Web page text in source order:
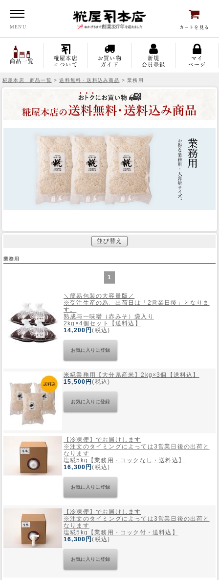
MENU カートを見る
商品一覧
糀屋本店
について
お買い物
ガイド
新規
会員登録
マイ
ページ
糀屋本店 商品一覧 >送料無料・送料込み商品 > 業務用
並び替え
業務用
1
＼簡易包装の大容量版／
※受注生産の為、出荷日は「2営業日後」となりま
す。
熟成与一味噌（赤みそ）袋入り
2kg×4個セット【送料込】
14,200円(税込)
米糀業務用【大分県産米】2kg×3個【送料込】
15,500円(税込)
【冷凍便】でお届けします
※注文のタイミングによっては3営業日後の出荷と
なります
塩糀5kg【業務用・コックなし・送料込】
16,300円(税込)
【冷凍便】でお届けします
※注文のタイミングによっては3営業日後の出荷と
なります
塩糀5kg【業務用・コック付・送料込】
16,300円(税込)